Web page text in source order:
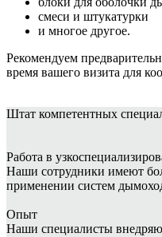
смеси и штукатурки
и многое другое.
Рекомендуем
время вашего визита для
Штат компетентных
Работа в
Наши сотрудники имеют
применении систем
Опыт
Наши специалисты